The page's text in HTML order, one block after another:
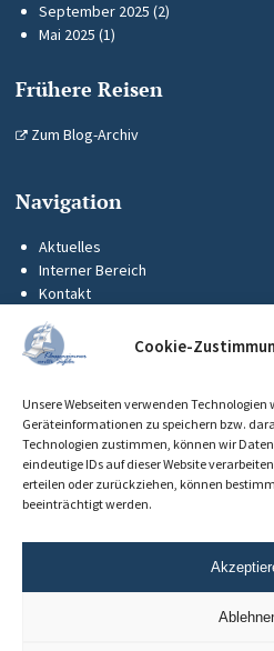
Cookie-
Unsere Webseiten verwenden Technologien
Geräteinformationen zu speichern bzw.
Technologien zustimmen, können wir
eindeutige IDs auf dieser Website
erteilen oder zurückziehen, können
beeinträchtigt werden.
September 2025 (2)
Mai 2025 (1)
Frühere Reisen
Zum Blog-Archiv
Navigation
Aktuelles
Interner Bereich
Kontakt
KUS-Flyer
Impressum
Datenschutz
Cookie-Richtlinie (EU)